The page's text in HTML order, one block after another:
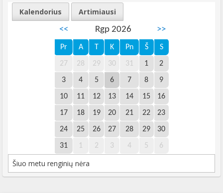
Kalendorius
Artimiausi
<<
Rgp 2026 >>
Pr A T K Pn Š S
27 28 29 30 31 1 2
3 4 5 6 7 8 9
10 11 12 13 14 15 16
17 18 19 20 21 22 23
24 25 26 27 28 29 30
31 1 2 3 4 5 6
Šiuo metu renginių nėra